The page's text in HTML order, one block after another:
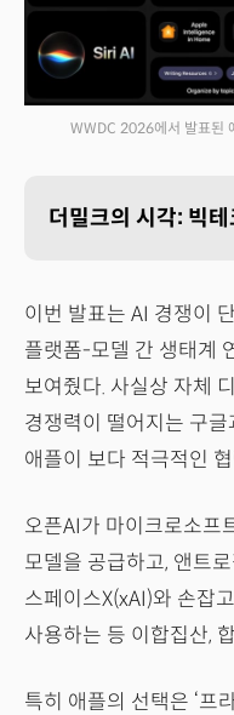
WWDC 2026에서 발표된
더밀크의 시각: 빅
이번 발표는 AI 경쟁이
플랫폼-모델 간 생태계
보여줬다. 사실상 자체
경쟁력이 떨어지는 구
애플이 보다 적극적인
오픈AI가 마이크로소프
모델을 공급하고, 앤트
스페이스X(xAI)와 손잡
사용하는 등 이합집산,
특히 애플의 선택은 ‘프